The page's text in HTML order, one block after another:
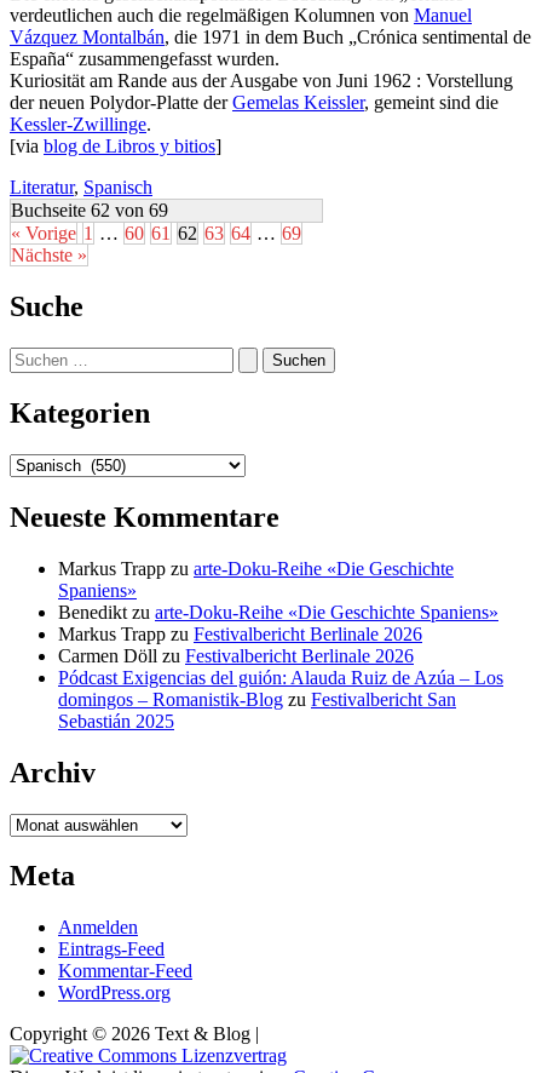
verdeutlichen auch die regelmäßigen Kolumnen von Manuel
Vázquez Montalbán, die 1971 in dem Buch „Crónica sentimental de
España“ zusammengefasst wurden.
Kuriosität am Rande aus der Ausgabe von Juni 1962 : Vorstellung
der neuen Polydor-Platte derGemelas Keissler, gemeint sind die
Kessler-Zwillinge.
[via blog de Libros y bitios]
Literatur, Spanisch
Buchseite 62 von 69
« Vorige 1 … 60 61 62 63 64 … 69
Nächste »
Suche
Suchen
nach:
Kategorien
Kategorien
Neueste Kommentare
Markus Trapp zu arte-Doku-Reihe «Die Geschichte
Spaniens»
Benedikt zu arte-Doku-Reihe «Die Geschichte Spaniens»
Markus Trapp zu Festivalbericht Berlinale 2026
Carmen Döll zu Festivalbericht Berlinale 2026
Pódcast Exigencias del guión: Alauda Ruiz de Azúa – Los
domingos – Romanistik-Blog zu Festivalbericht San
Sebastián 2025
Archiv
Archiv
Meta
Anmelden
Eintrags-Feed
Kommentar-Feed
WordPress.org
Copyright © 2026 Text & Blog |